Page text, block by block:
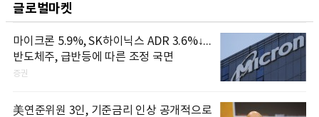
글로벌마켓
마이크론 5.9%, SK하이닉스 ADR 3.6%↓...
반도체주, 급반등에 따른 조정 국면
증권
美연준위원 3인, 기준금리 인상 공개적으로